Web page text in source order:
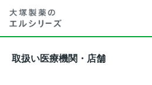
取扱い医療機関・店舗